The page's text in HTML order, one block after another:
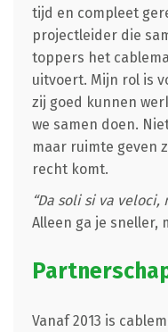
tijd en compleet
projectleider die
toppers het
uitvoert. Mijn rol is
zij goed kunnen
we samen doen.
maar ruimte geven
recht komt.
“Da soli si va
Alleen ga je sneller,
Vanaf 2013 is